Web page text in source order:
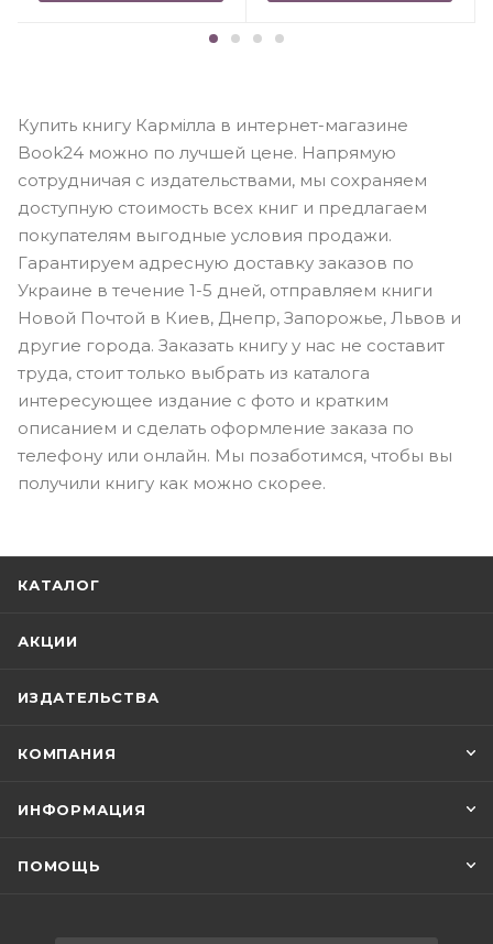
Купить книгу Кармілла в интернет-магазине
Book24 можно по лучшей цене. Напрямую
сотрудничая с издательствами, мы сохраняем
доступную стоимость всех книг и предлагаем
покупателям выгодные условия продажи.
Гарантируем адресную доставку заказов по
Украине в течение 1-5 дней, отправляем книги
Новой Почтой в Киев, Днепр, Запорожье, Львов и
другие города. Заказать книгу у нас не составит
труда, стоит только выбрать из каталога
интересующее издание с фото и кратким
описанием и сделать оформление заказа по
телефону или онлайн. Мы позаботимся, чтобы вы
получили книгу как можно скорее.
КАТАЛОГ
АКЦИИ
ИЗДАТЕЛЬСТВА
КОМПАНИЯ
ИНФОРМАЦИЯ
ПОМОЩЬ